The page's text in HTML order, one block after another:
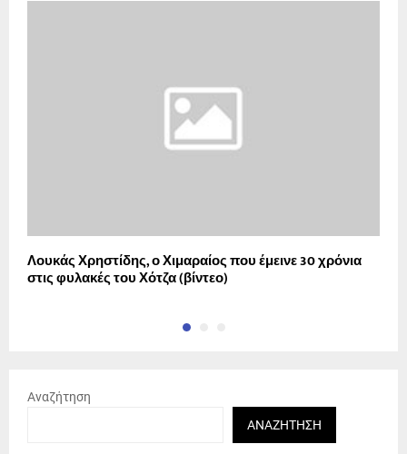
Λουκάς Χρηστίδης, ο Χιμαραίος που έμεινε 30 χρόνια
στις φυλακές του Χότζα (βίντεο)
Αναζήτηση
ΑΝΑΖΉΤΗΣΗ